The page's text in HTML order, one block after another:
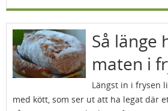
Så länge
maten i
Längst in i frysen
med kött, som ser ut att ha legat där